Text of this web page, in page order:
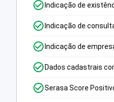
Indicação de
Indicação de
Indicação de
Dados cadastrais
Serasa Score